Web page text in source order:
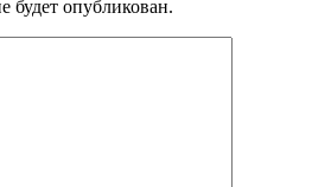
будет опубликован.